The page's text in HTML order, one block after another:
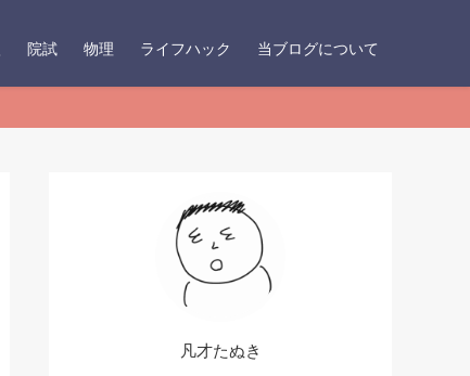
院試 物理 ライフハック 当ブログについて
凡才たぬき